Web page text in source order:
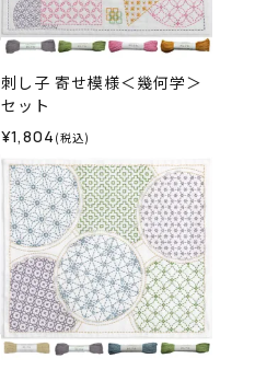
刺し子 寄せ模様＜幾何学＞
セット
¥1,804 (税込)